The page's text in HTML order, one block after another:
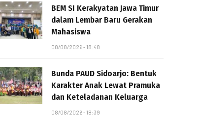
BEM SI Kerakyatan Jawa Timur
dalam Lembar Baru Gerakan
Mahasiswa
08/08/2026 - 18:48
Bunda PAUD Sidoarjo: Bentuk
Karakter Anak Lewat Pramuka
dan Keteladanan Keluarga
08/08/2026 - 18:39